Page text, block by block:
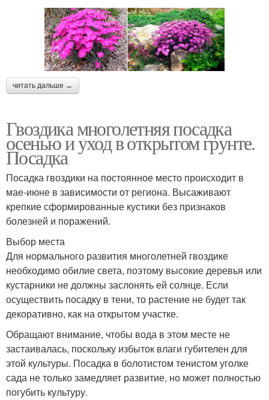
читать дальше →
Гвоздика многолетняя посадка
осенью и уход в открытом грунте.
Посадка
Посадка гвоздики на постоянное место происходит в
мае-июне в зависимости от региона. Высаживают
крепкие сформированные кустики без признаков
болезней и поражений.
Выбор места
Для нормального развития многолетней гвоздике
необходимо обилие света, поэтому высокие деревья или
кустарники не должны заслонять ей солнце. Если
осуществить посадку в тени, то растение не будет так
декоративно, как на открытом участке.
Обращают внимание, чтобы вода в этом месте не
застаивалась, поскольку избыток влаги губителен для
этой культуры. Посадка в болотистом тенистом уголке
сада не только замедляет развитие, но может полностью
погубить культуру.